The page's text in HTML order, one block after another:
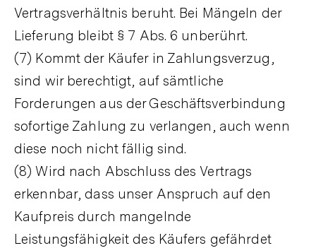
Vertragsverhältnis beruht. Bei Mängeln der
Lieferung bleibt § 7 Abs. 6 unberührt.
(7) Kommt der Käufer in Zahlungsverzug,
sind wir berechtigt, auf sämtliche
Forderungen aus der Geschäftsverbindung
sofortige Zahlung zu verlangen, auch wenn
diese noch nicht fällig sind.
(8) Wird nach Abschluss des Vertrags
erkennbar, dass unser Anspruch auf den
Kaufpreis durch mangelnde
Leistungsfähigkeit des Käufers gefährdet